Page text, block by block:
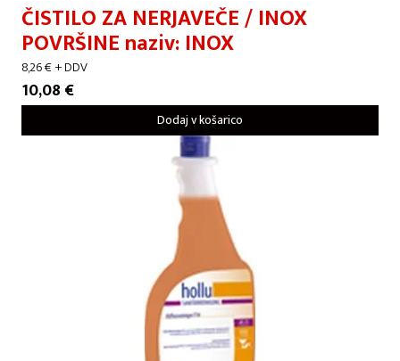
ČISTILO ZA NERJAVEČE / INOX
POVRŠINE naziv: INOX
8,26€+ DDV
10,08 €
Dodaj v košarico